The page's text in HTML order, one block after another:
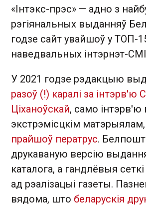
«Інтэкс-прэс» — адно з
рэгіянальных выданняў
годзе сайт увайшоў у ТОП-
наведвальных інтэрнэт-СМІ
У 2021 годзе рэдакцыю
разоў (!) каралі за інтэрв'ю
Ціханоўскай, само інтэрв'ю
экстрэмісцкім матэрыялам,
прайшоў ператрус.
друкаваную версію
каталога, а гандлёвыя
ад рэалізацыі газеты.
вядома, што беларускія